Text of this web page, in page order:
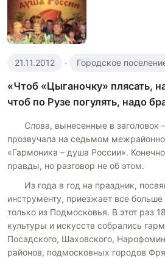
21.11.2012 · Городское
«Чтоб «Цыганочку» плясать,
чтоб по Рузе погулять, надо
Слова, вынесенные в заголовок
прозвучала на седьмом
«Гармоника – душа России».
правды, но разговор не об этом.
Из года в год на праздник,
инструменту, приезжает все больше
только из Подмосковья. В этот раз
культуры и искусств собрались
Посадского, Шаховского,
районов, подмосковных городов